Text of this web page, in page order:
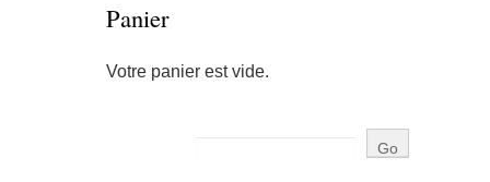
Panier
Votre panier est vide.